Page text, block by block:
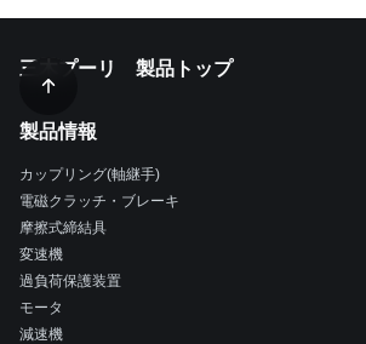
三木プーリ 製品トップ
製品情報
カップリング(軸継手)
電磁クラッチ・ブレーキ
摩擦式締結具
変速機
過負荷保護装置
モータ
減速機